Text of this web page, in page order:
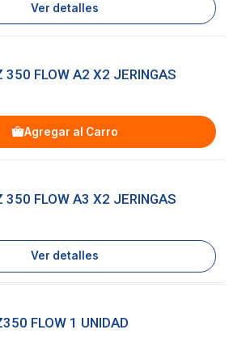
Ver detalles
350 FLOW A2 X2 JERINGAS
Agregar al Carro
350 FLOW A3 X2 JERINGAS
Ver detalles
FLOW 1 UNIDAD